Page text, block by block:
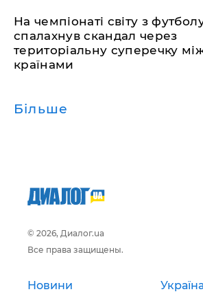
​На чемпіонаті світу з
спалахнув скандал через
територіальну суперечку
країнами
Більше
© 2026, Диалог.ua
Все права защищены.
Новини